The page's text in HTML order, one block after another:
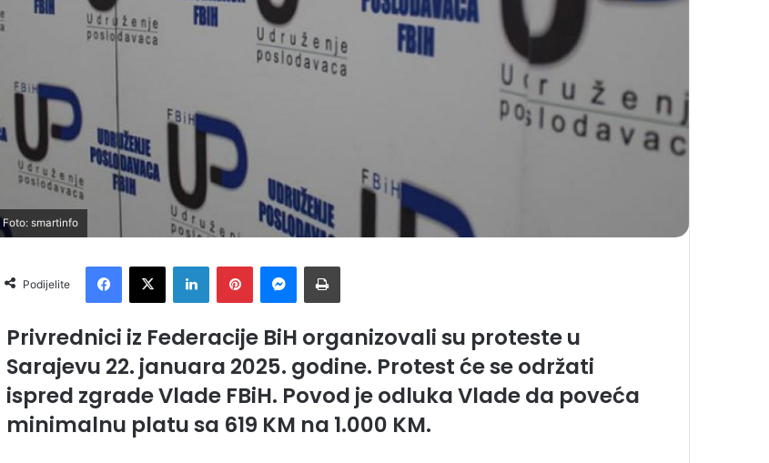
Foto: smartinfo
Podijelite
Privrednici iz Federacije BiH organizovali su proteste u
Sarajevu 22. januara 2025. godine. Protest će se održati
ispred zgrade Vlade FBiH. Povod je odluka Vlade da poveća
minimalnu platu sa 619 KM na 1.000 KM.